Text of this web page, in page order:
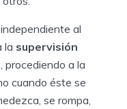
al
la supervisión
, procediendo a la
cuando éste se
se rompa,